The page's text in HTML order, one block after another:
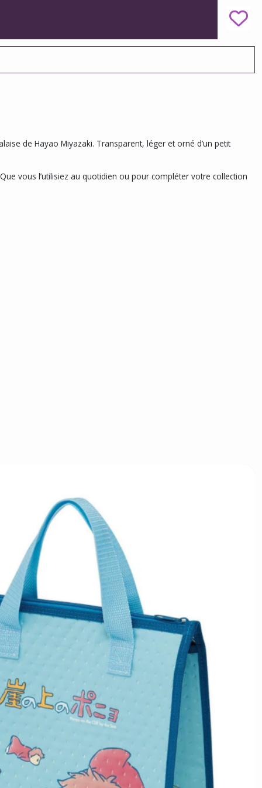
de Hayao Miyazaki. Transparent, léger et orné d’un petit
vous l’utilisiez au quotidien ou pour compléter votre collection